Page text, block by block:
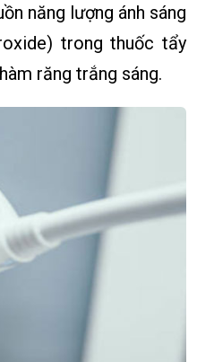
năng lượng ánh sáng
trong thuốc tẩy
răng trắng sáng.